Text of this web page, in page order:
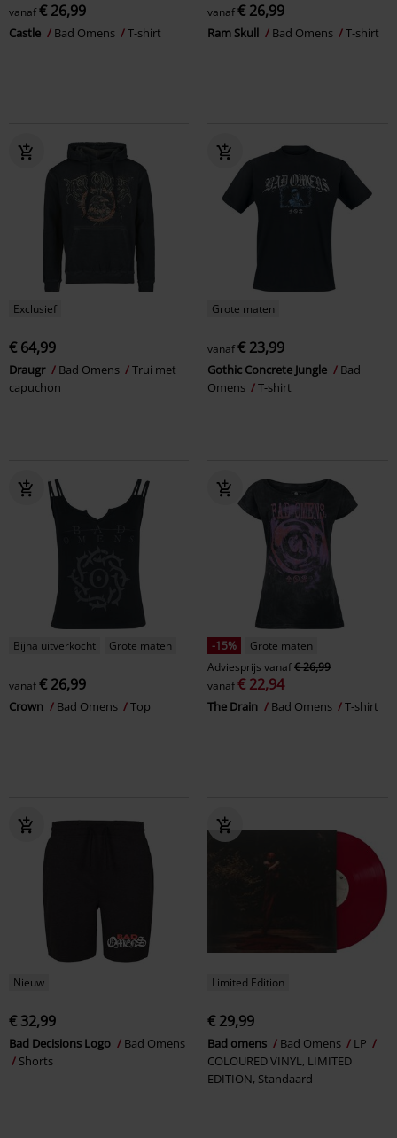
vanaf€ 26,99
Castle Bad Omens T-shirt
vanaf€ 26,99
Ram Skull Bad Omens T-shirt
Exclusief
€ 64,99
Draugr Bad Omens
Trui met
capuchon
Grote maten
vanaf€ 23,99
Gothic Concrete Jungle
Bad
Omens
T-shirt
Bijna uitverkocht Grote maten
vanaf€ 26,99
Crown Bad Omens Top
-15%
Grote maten
Adviesprijs vanaf€ 26,99
vanaf€ 22,94
The Drain Bad Omens T-shirt
Nieuw
€ 32,99
Bad Decisions Logo
Bad Omens
Shorts
Limited Edition
€ 29,99
Bad omens Bad Omens
LP
COLOURED VINYL, LIMITED
EDITION, Standaard